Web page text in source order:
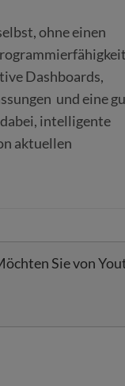
ohne einen
Dashboards,
und eine
intelligente
aktuellen
Sie von